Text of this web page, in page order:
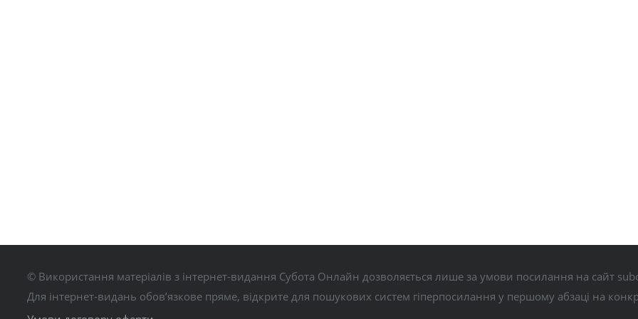
© Використання матеріалів з інтернет-видання Субота Онлайн дозволяється лише за умови посилання на сайт
Для інтернет-видань обов’язкове пряме, відкрите для пошукових систем гіперпосилання у першому абзаці на